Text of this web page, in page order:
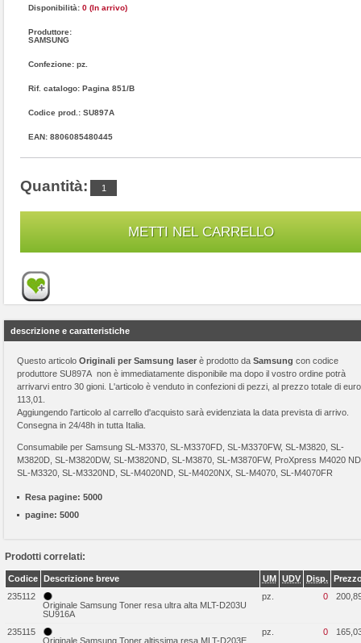
Disponibilità: 0 (In arrivo)
Produttore:
SAMSUNG
Confezione: pz.
Rif. catalogo: Pagina 851/B
Codice prod.: SU897A
EAN: 8806085480445
Quantità:
descrizione e caratteristiche
Questo articolo Originali per Samsung laser è prodotto da Samsung con codice
produttore SU897A non è immediatamente disponibile ma dopo il vostro ordine potrà
arrivarvi entro 30 gioni. L'articolo è venduto in confezioni di pezzi, al prezzo totale di euro
113,01.
Aggiungendo l'articolo al carrello d'acquisto sarà evidenziata la data prevista di arrivo.
Consegna in 24/48h in tutta Italia.
Consumabile per Samsung SL-M3370, SL-M3370FD, SL-M3370FW, SL-M3820, SL-
M3820D, SL-M3820DW, SL-M3820ND, SL-M3870, SL-M3870FW, ProXpress M4020
SL-M3320, SL-M3320ND, SL-M4020ND, SL-M4020NX, SL-M4070, SL-M4070FR
Resa pagine: 5000
pagine: 5000
Prodotti correlati:
Codice Descrizione breve UM UDV Disp.
235112
Originale Samsung Toner resa ultra alta MLT-D203U
SU916A
pz. 0
235115
Originale Samsung Toner altissima resa MLT-D203E
pz. 0